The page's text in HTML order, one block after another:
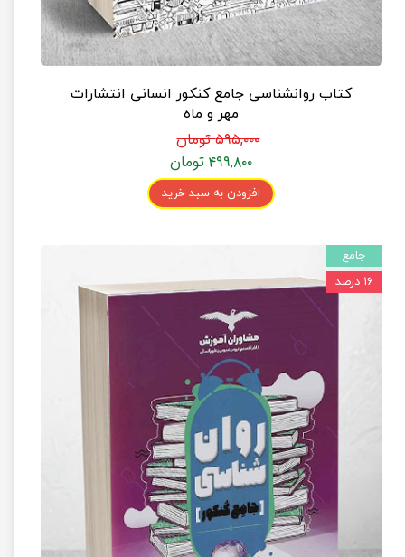
کتاب روانشناسی جامع کنکور انسانی انتشارات
مهر و ماه
۵۹۵,۰۰۰ تومان
۴۹۹,۸۰۰ تومان
افزودن به سبد خرید
جامع
۱۶ درصد